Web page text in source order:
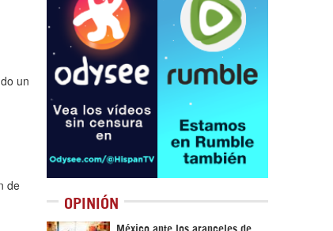
un
de
OPINIÓN
México ante los aranceles de